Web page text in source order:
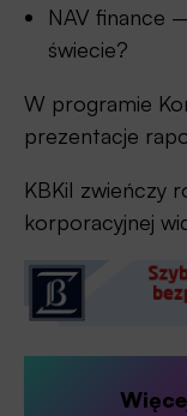
NAV finance
świecie?
W programie
prezentacje
KBKiI zwieńczy
korporacyjnej